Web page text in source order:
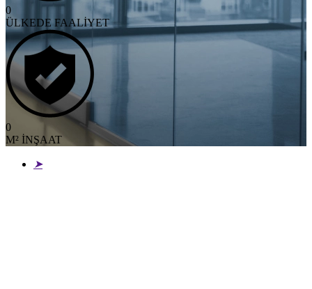
0
ÜLKEDE FAALİYET
0
M² İNŞAAT
➤